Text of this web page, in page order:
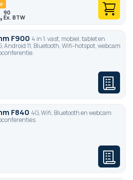
90
F900 4 in 1: vast, mobiel, tablet en
Android 11, Bluetooth, Wifi-hotspot, webcam
F840 4G, Wifi, Bluetooth en webcam